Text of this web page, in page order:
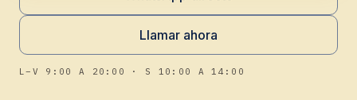
Llamar ahora
L–V 9:00 A 20:00 · S 10:00 A 14:00